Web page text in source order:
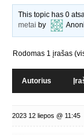
This topic has 0
metai by
Rodomas 1 įrašas
Autorius
2023 12 liepos @ 11:45